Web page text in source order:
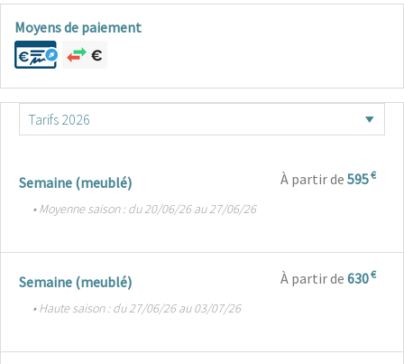
Moyens de paiement
Semaine (meublé) À partir de 595€
• Moyenne saison : du 20/06/26 au 27/06/26
Semaine (meublé) À partir de 630€
• Haute saison : du 27/06/26 au 03/07/26